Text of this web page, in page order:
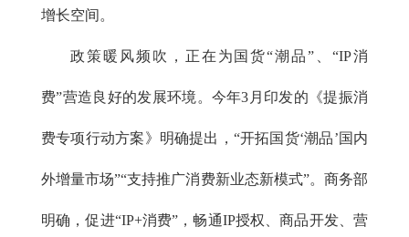
增长空间。
政策暖风频吹，正在为国货“潮品”、“IP消
费”营造良好的发展环境。今年3月印发的《提振消
费专项行动方案》明确提出，“开拓国货‘潮品’国内
外增量市场”“支持推广消费新业态新模式”。商务部
明确，促进“IP+消费”，畅通IP授权、商品开发、营